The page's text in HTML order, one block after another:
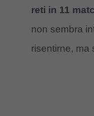
reti in 11
non sembra
risentirne, ma